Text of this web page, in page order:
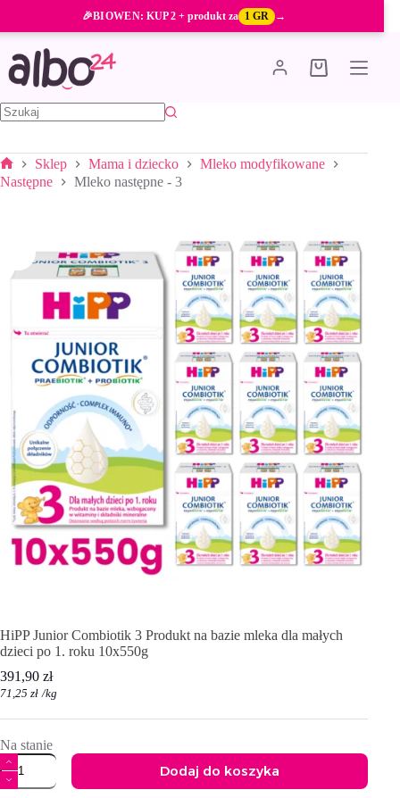
treści
🎉BIOWEN: KUP 2 + produkt za 1 GR →
Koszyk
Strona
główna
Sklep Mama i dziecko
Mleko modyfikowane
Następne
Mleko następne - 3
HiPP Junior Combiotik 3 Produkt na bazie mleka dla małych
dzieci po 1. roku 10x550g
391,90 zł
71,25 zł /kg
Na stanie
ilość
HiPP
Junior
Dodaj do koszyka